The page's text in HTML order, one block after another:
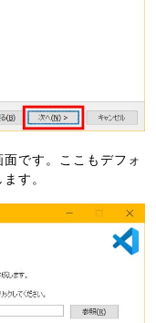
です。ここもデフォ
す。